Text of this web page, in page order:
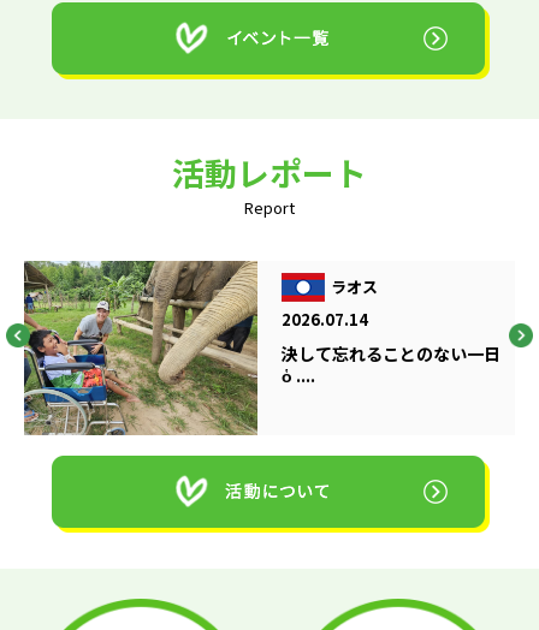
活動レポート
Report
ラオス
2026.07.14
決して忘れることのない一日
ὁ ....